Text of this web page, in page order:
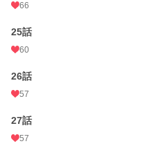
66
25話
60
26話
57
27話
57